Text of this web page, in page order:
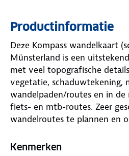
Productinformatie
Deze Kompass wandelkaart
Münsterland is een
met veel topografische
vegetatie, schaduwtekening,
wandelpaden/routes en in de
fiets- en mtb-routes. Zeer
wandelroutes te plannen en
veel ingetekende routes
Kenmerken